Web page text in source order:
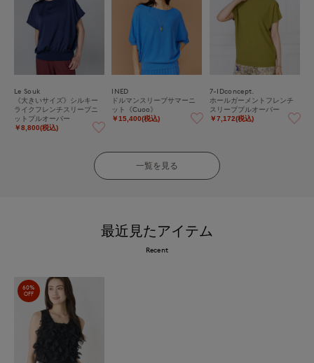
Le Souk
《大きいサイズ》シルキー
ライクフレンチスリーブニ
ットプルオーバー
￥8,800(税込)
INED
ドルマンスリーブサマーニ
ット《Cuoo》
￥15,400(税込)
7-IDconcept.
ホールガーメントフレンチ
スリーブプルオーバー
￥7,172(税込)
一覧を見る
最近見たアイテム
Recent
60%
OFF